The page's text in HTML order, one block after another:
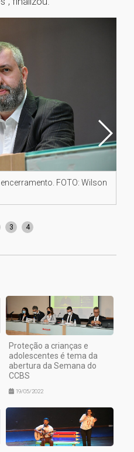
FOTO: Wilson
3 4
Proteção a crianças e
adolescentes é tema da
abertura da Semana do
CCBS
19/05/2022